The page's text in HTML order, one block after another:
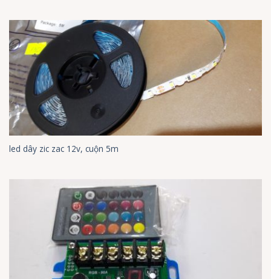
led dây zic zac 12v, cuộn 5m